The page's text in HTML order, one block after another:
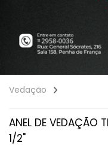
Vedação
ANEL DE VEDAÇÃO
1/2"